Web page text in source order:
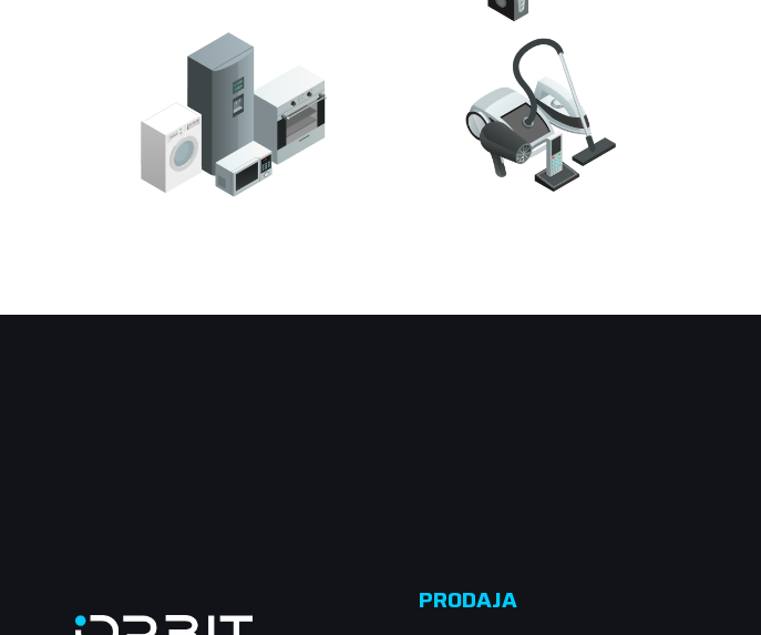
PRODAJA